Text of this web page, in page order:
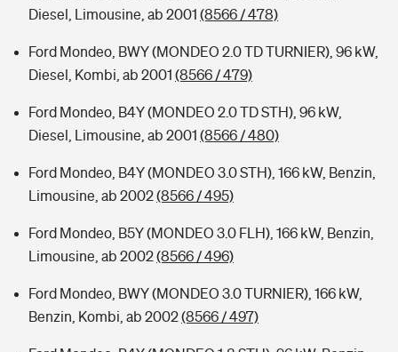
Diesel, Limousine, ab 2001 (8566 / 478)
Ford Mondeo, BWY (MONDEO 2.0 TD TURNIER), 96 kW,
Diesel, Kombi, ab 2001 (8566 / 479)
Ford Mondeo, B4Y (MONDEO 2.0 TD STH), 96 kW,
Diesel, Limousine, ab 2001 (8566 / 480)
Ford Mondeo, B4Y (MONDEO 3.0 STH), 166 kW, Benzin,
Limousine, ab 2002(8566 / 495)
Ford Mondeo, B5Y (MONDEO 3.0 FLH), 166 kW, Benzin,
Limousine, ab 2002(8566 / 496)
Ford Mondeo, BWY (MONDEO 3.0 TURNIER), 166 kW,
Benzin, Kombi, ab 2002(8566 / 497)